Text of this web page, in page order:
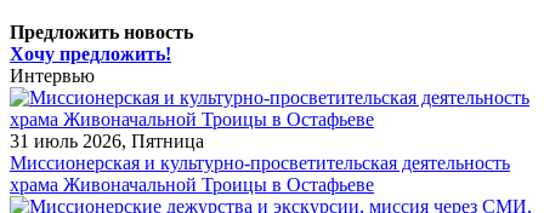
Предложить новость
Хочу предложить!
Интервью
31 июль 2026, Пятница
Миссионерская и культурно-просветительская деятельность
храма Живоначальной Троицы в Остафьеве